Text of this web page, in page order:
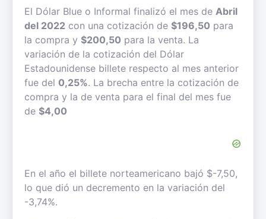
El Dólar Blue o Informal finalizó el mes de Abril
del 2022 con una cotización de $196,50 para
la compra y $200,50 para la venta. La
variación de la cotización del Dólar
Estadounidense billete respecto al mes anterior
fue del 0,25%. La brecha entre la cotización de
compra y la de venta para el final del mes fue
de $4,00
En el año el billete norteamericano bajó $-7,50,
lo que dió un decremento en la variación del
-3,74%.